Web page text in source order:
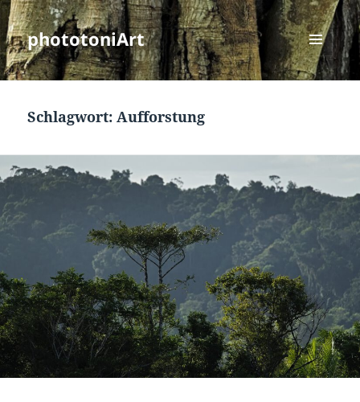
phototoniArt
MENÜ
UND
Schlagwort:Aufforstung